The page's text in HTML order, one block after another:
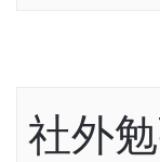
社外